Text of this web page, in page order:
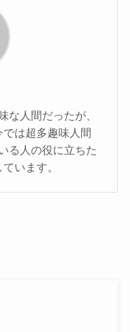
な人間だったが、
は超多趣味人間
る人の役に立ちた
います。